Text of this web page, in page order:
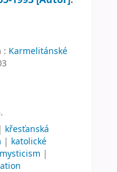
: Karmelitánské
| křesťanská
| katolické
mysticism |